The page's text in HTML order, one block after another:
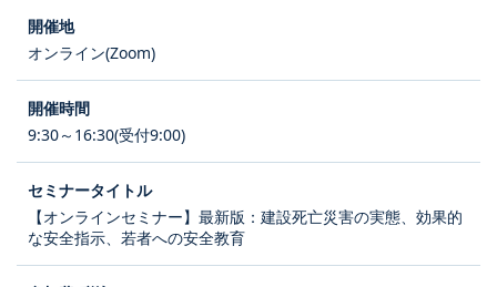
オンライン(Zoom)
9:30～16:30(受付9:00)
【オンラインセミナー】最新版：建設死亡災害の実態、効果的
な安全指示、若者への安全教育